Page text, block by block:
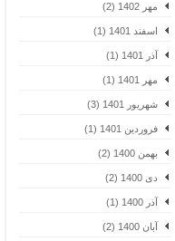
مهر 1402 (2)
اسفند 1401 (1)
آذر 1401 (1)
مهر 1401 (1)
شهریور 1401 (3)
فروردین 1401 (1)
بهمن 1400 (2)
دی 1400 (2)
آذر 1400 (1)
آبان 1400 (2)